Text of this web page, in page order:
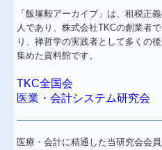
「飯塚毅アーカイブ」は、租税正
人であり、株式会社TKCの創業者
り、禅哲学の実践者として多くの
集めた資料館です。
TKC全国会
医業・会計システム研究会
医療・会計に精通した当研究会会